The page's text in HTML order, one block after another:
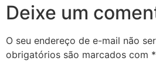
Deixe um
O seu endereço de e-mail não
obrigatórios são marcados com *